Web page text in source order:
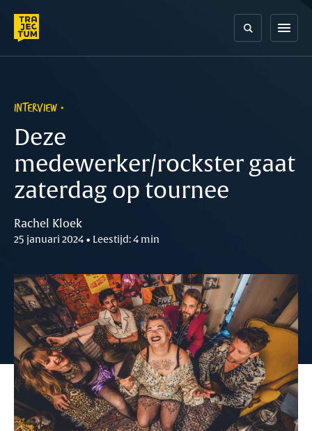
content
menu
INTERVIEW
Deze
medewerker/rockster gaat
zaterdag op tournee
Rachel Kloek
25 januari 2024 • Leestijd: 4 min